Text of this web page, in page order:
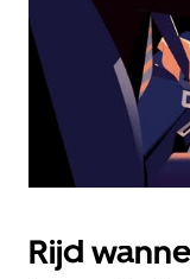
agenda
te
sluiten.
Rijd